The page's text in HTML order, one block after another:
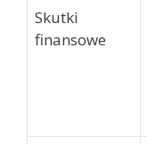
Skutki
finansowe